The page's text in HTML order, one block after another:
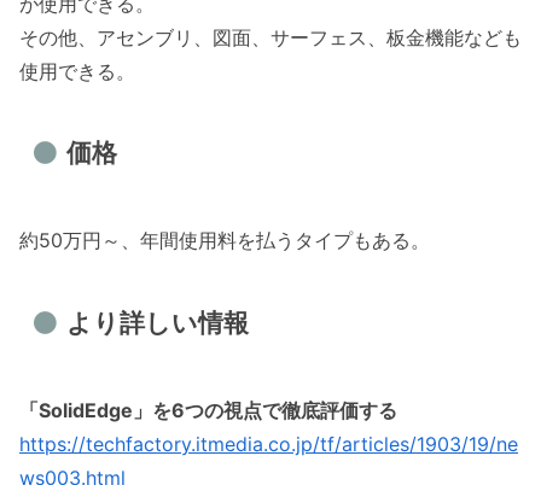
その他、アセンブリ、図面、サーフェス、板金機能なども
使用できる。
価格
約50万円～、年間使用料を払うタイプもある。
より詳しい情報
「SolidEdge」を6つの視点で徹底評価する
https://techfactory.itmedia.co.jp/tf/articles/1903/19/ne
ws003.html